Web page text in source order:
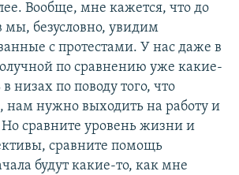
Вообще, мне кажется, что до
мы, безусловно, увидим
с протестами. У нас даже в
по сравнению уже какие-
в низах по поводу того, что
нам нужно выходить на работу и
сравните уровень жизни и
сравните помощь
будут какие-то, как мне